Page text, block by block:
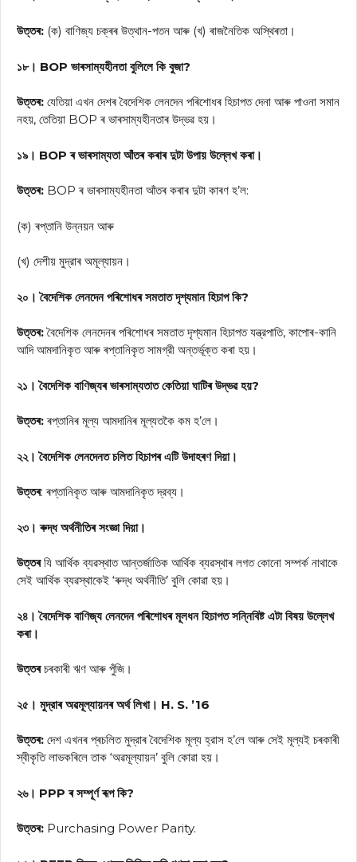
উত্তৰ: (ক) বাণিজ্য চক্ৰৰ উত্থান-পতন আৰু (খ) ৰাজনৈতিক অস্থিৰতা।
১৮। BOP ভাৰসাম্যহীনতা বুলিলে কি বুজা?
উত্তৰ: যেতিয়া এখন দেশৰ বৈদেশিক লেনদেন পৰিশোধৰ হিচাপত দেনা আৰু পাওনা সমান
নহয়, তেতিয়া BOP ৰ ভাৰসাম্যহীনতাৰ উদ্ভৱ হয়।
১৯। BOP ৰ ভাৰসাম্যতা আঁতৰ কৰাৰ দুটা উপায় উল্লেখ কৰা।
উত্তৰ: BOP ৰ ভাৰসাম্যহীনতা আঁতৰ কৰাৰ দুটা কাৰণ হ’ল:
(ক) ৰপ্তানি উন্নয়ন আৰু
(খ) দেশীয় মুদ্রাৰ অমূল্যায়ন।
২০। বৈদেশিক লেনদেন পৰিশোধৰ সমতাত দৃশ্যমান হিচাপ কি?
উত্তৰ:বৈদেশিক লেনদেনৰ পৰিশোধৰ সমতাত দৃশ্যমান হিচাপত যন্ত্রপাতি, কাপোৰ-কানি
আদি আমদানিকৃত আৰু ৰপ্তানিকৃত সামগ্রী অন্তৰ্ভূক্ত কৰা হয়।
২১। বৈদেশিক বাণিজ্যৰ ভাৰসাম্যতাত কেতিয়া ঘাটিৰ উদ্ভৱ হয়?
উত্তৰ:ৰপ্তানিৰ মূল্য আমদানিৰ মূল্যতকৈ কম হ’লে।
২২। বৈদেশিক লেনদেনত চলিত হিচাপৰ এটি উদাহৰণ দিয়া।
উত্তৰ: ৰপ্তানিকৃত আৰু আমদানিকৃত দ্রব্য।
২৩। ৰুদ্ধ অর্থনীতিৰ সংজ্ঞা দিয়া।
উত্তৰযি আর্থিক ব্যৱস্থাত আন্তর্জাতিক আর্থিক ব্যৱস্থাৰ লগত কোনো সম্পর্ক নাথাকে
সেই আর্থিক ব্যৱস্থাকেই ‘ৰুদ্ধ অর্থনীতি’ বুলি কোৱা হয়।
২৪। বৈদেশিক বাণিজ্য লেনদেন পৰিশোধৰ মূলধন হিচাপত সন্নিবিষ্ট এটা বিষয় উল্লেখ
কৰা।
উত্তৰচৰকাৰী ঋণ আৰু পুঁজি।
২৫। মুদ্রাৰ অৱমূল্যায়নৰ অৰ্থ লিখা। H. S. ’16
উত্তৰ: দেশ এখনৰ প্ৰচলিত মুদ্রাৰ বৈদেশিক মূল্য হ্রাস হ’লে আৰু সেই মূল্যই চৰকাৰী
স্বীকৃতি লাভকৰিলে তাক ‘অৱমূল্যায়ন’ বুলি কোৱা হয়।
২৬। PPP ৰ সম্পূৰ্ণ ৰূপ কি?
উত্তৰ: Purchasing Power Parity.